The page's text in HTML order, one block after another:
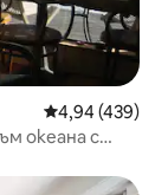
Средна
4,94 (439)
океана с